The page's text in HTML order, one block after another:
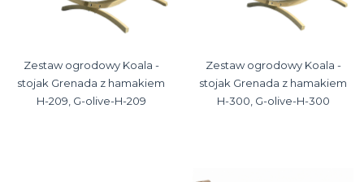
Zestaw ogrodowy Koala -
stojak Grenada z hamakiem
H-209, G-olive-H-209
Zestaw ogrodowy Koala -
stojak Grenada z hamakiem
H-300, G-olive-H-300